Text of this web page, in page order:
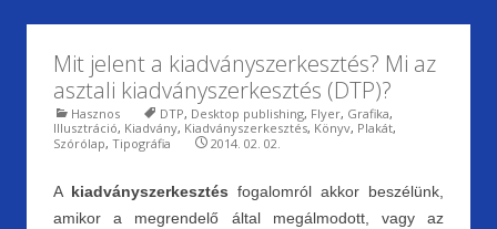
Mit jelent a kiadványszerkesztés? Mi az
asztali kiadványszerkesztés (DTP)?
Hasznos DTP, Desktop publishing, Flyer, Grafika,
Illusztráció, Kiadvány, Kiadványszerkesztés, Könyv, Plakát,
Szórólap, Tipográfia 2014. 02. 02.
A kiadványszerkesztés fogalomról akkor beszélünk,
amikor a megrendelő által megálmodott, vagy az